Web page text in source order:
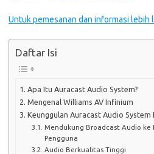
Untuk pemesanan dan informasi lebih
Daftar Isi
Apa Itu Auracast Audio System?
Mengenal Williams AV Infinium
Keunggulan Auracast Audio System
Mendukung Broadcast Audio ke
Pengguna
Audio Berkualitas Tinggi